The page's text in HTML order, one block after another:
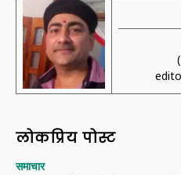
लोकप्रिय पोस्ट
समाचार